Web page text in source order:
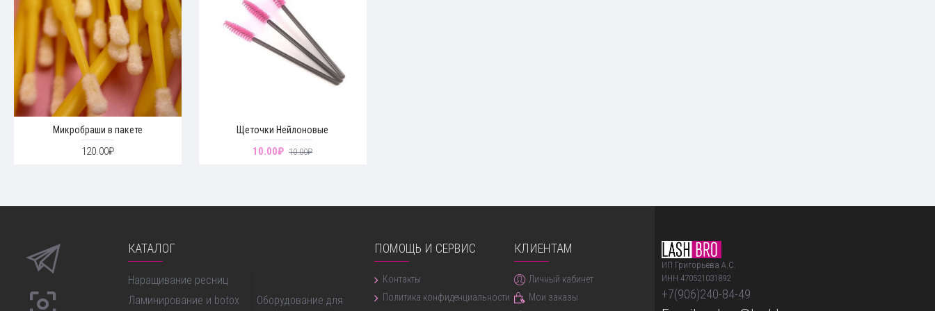
Микробраши в пакете
120.00₽
Щеточки Нейлоновые
10.00₽ 10.00₽
КАТАЛОГ
Наращивание ресниц
Ламинирование и botox
Оборудование для
ПОМОЩЬ И СЕРВИС
Контакты
Политика конфиденциальности
КЛИЕНТАМ
Личный кабинет
Мои заказы
ИП Григорьева А.С.
ИНН 470521031892
+7(906)240-84-49